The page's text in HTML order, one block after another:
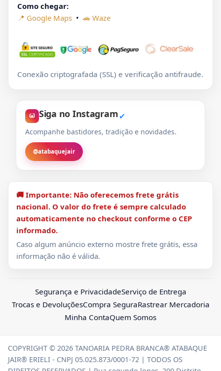
Como chegar:
📍 Google Maps • 🚗 Waze
Conexão criptografada (SSL) e verificação antifraude.
Siga no Instagram✔
Acompanhe bastidores, tradição e novidades.
@atabaquejair
🚚 Importante: Não oferecemos frete grátis
nacional. O valor do frete é sempre calculado
automaticamente no checkout conforme o CEP
informado.
Caso algum anúncio externo mostre frete grátis, essa
informação não é válida.
Segurança e PrivacidadeServiço de Entrega
Trocas e DevoluçõesCompra SeguraRastrear Mercadoria
Minha ContaQuem Somos
COPYRIGHT © 2026 TANOARIA PEDRA BRANCA® ATABAQUE
JAIR® ERIELI - CNPJ 05.025.873/0001-72 | TODOS OS